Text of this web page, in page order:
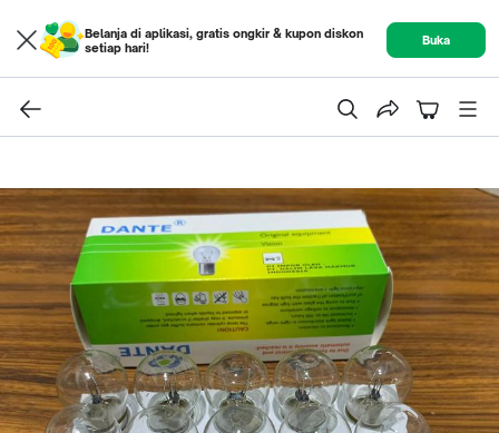
Belanja di aplikasi, gratis ongkir & kupon diskon
setiap hari!
Buka